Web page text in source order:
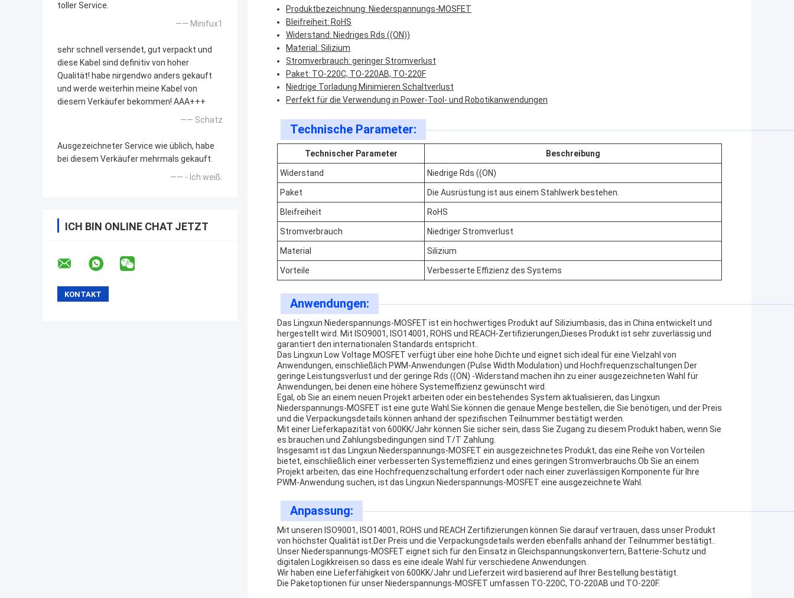
toller Service.
—— Minifux1
sehr schnell versendet, gut verpackt und
diese Kabel sind definitiv von hoher
Qualität! habe nirgendwo anders gekauft
und werde weiterhin meine Kabel von
diesem Verkäufer bekommen! AAA+++
—— Schatz
Ausgezeichneter Service wie üblich, habe
bei diesem Verkäufer mehrmals gekauft.
—— - Ich weiß.
ICH BIN ONLINE CHAT JETZT
Produktbezeichnung: Niederspannungs-MOSFET
Bleifreiheit: RoHS
Widerstand: Niedriges Rds ((ON))
Material: Silizium
Stromverbrauch: geringer Stromverlust
Paket: TO-220C, TO-220AB, TO-220F
Niedrige Torladung Minimieren Schaltverlust
Perfekt für die Verwendung in Power-Tool- und Robotikanwendungen
Technische Parameter:
Technischer Parameter Beschreibung
Widerstand Niedrige Rds ((ON)
Paket Die Ausrüstung ist aus einem Stahlwerk bestehen.
Bleifreiheit RoHS
Stromverbrauch Niedriger Stromverlust
Material Silizium
Vorteile Verbesserte Effizienz des Systems
Anwendungen:
Das Lingxun Niederspannungs-MOSFET ist ein hochwertiges Produkt auf Siliziumbasis, das in China entwickelt und
hergestellt wird. Mit ISO9001, ISO14001, ROHS und REACH-Zertifizierungen,Dieses Produkt ist sehr zuverlässig und
garantiert den internationalen Standards entspricht..
Das Lingxun Low Voltage MOSFET verfügt über eine hohe Dichte und eignet sich ideal für eine Vielzahl von
Anwendungen, einschließlich PWM-Anwendungen (Pulse Width Modulation) und Hochfrequenzschaltungen.Der
geringe Leistungsverlust und der geringe Rds ((ON) -Widerstand machen ihn zu einer ausgezeichneten Wahl für
Anwendungen, bei denen eine höhere Systemeffizienz gewünscht wird.
Egal, ob Sie an einem neuen Projekt arbeiten oder ein bestehendes System aktualisieren, das Lingxun
Niederspannungs-MOSFET ist eine gute Wahl.Sie können die genaue Menge bestellen, die Sie benötigen, und der Preis
und die Verpackungsdetails können anhand der spezifischen Teilnummer bestätigt werden.
Mit einer Lieferkapazität von 600KK/Jahr können Sie sicher sein, dass Sie Zugang zu diesem Produkt haben, wenn Sie
es brauchen.und Zahlungsbedingungen sind T/T Zahlung.
Insgesamt ist das Lingxun Niederspannungs-MOSFET ein ausgezeichnetes Produkt, das eine Reihe von Vorteilen
bietet, einschließlich einer verbesserten Systemeffizienz und eines geringen Stromverbrauchs.Ob Sie an einem
Projekt arbeiten, das eine Hochfrequenzschaltung erfordert oder nach einer zuverlässigen Komponente für Ihre
PWM-Anwendung suchen, ist das Lingxun Niederspannungs-MOSFET eine ausgezeichnete Wahl.
Anpassung:
Mit unseren ISO9001, ISO14001, ROHS und REACH Zertifizierungen können Sie darauf vertrauen, dass unser Produkt
von höchster Qualität ist.Der Preis und die Verpackungsdetails werden ebenfalls anhand der Teilnummer bestätigt..
Unser Niederspannungs-MOSFET eignet sich für den Einsatz in Gleichspannungskonvertern, Batterie-Schutz und
digitalen Logikkreisen.so dass es eine ideale Wahl für verschiedene Anwendungen.
Wir haben eine Lieferfähigkeit von 600KK/Jahr und Lieferzeit wird basierend auf Ihrer Bestellung bestätigt.
Die Paketoptionen für unser Niederspannungs-MOSFET umfassen TO-220C, TO-220AB und TO-220F.